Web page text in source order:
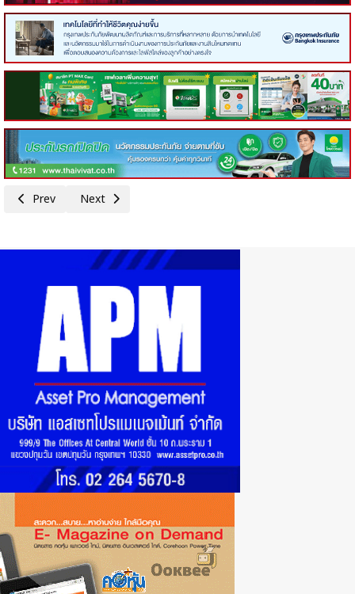
Previous article: 90 ปีหอการค้าไทย หนุนเด็กไทยทานไข่ไก่เป็นอาหารกลาง
Prev Next article: หอการค้าไทยและสภาหอการค้าแห่งประเทศไทย
Next